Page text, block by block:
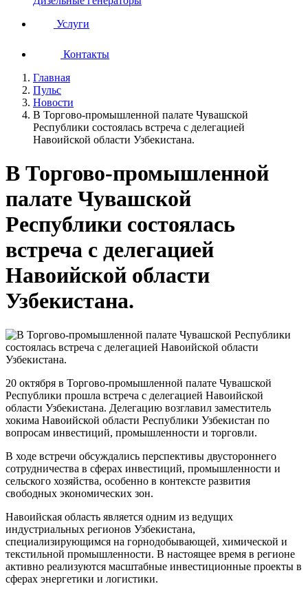
Услуги
Контакты
Главная
Пульс
Новости
В Торгово-промышленной палате Чувашской
Республики состоялась встреча с делегацией
Навоийской области Узбекистана.
В Торгово-промышленной
палате Чувашской
Республики состоялась
встреча с делегацией
Навоийской области
Узбекистана.
20 октября в Торгово-промышленной палате Чувашской
Республики прошла встреча с делегацией Навоийской
области Узбекистана. Делегацию возглавил заместитель
хокима Навоийской области Республики Узбекистан по
вопросам инвестиций, промышленности и торговли.
В ходе встречи обсуждались перспективы двустороннего
сотрудничества в сферах инвестиций, промышленности и
сельского хозяйства, особенно в контексте развития
свободных экономических зон.
Навоийская область является одним из ведущих
индустриальных регионов Узбекистана,
специализирующимся на горнодобывающей, химической и
текстильной промышленности. В настоящее время в регионе
активно реализуются масштабные инвестиционные проекты в
сферах энергетики и логистики.